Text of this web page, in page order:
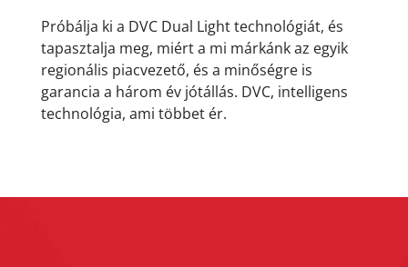
Próbálja ki a DVC Dual Light technológiát, és
tapasztalja meg, miért a mi márkánk az egyik
regionális piacvezető, és a minőségre is
garancia a három év jótállás. DVC, intelligens
technológia, ami többet ér.